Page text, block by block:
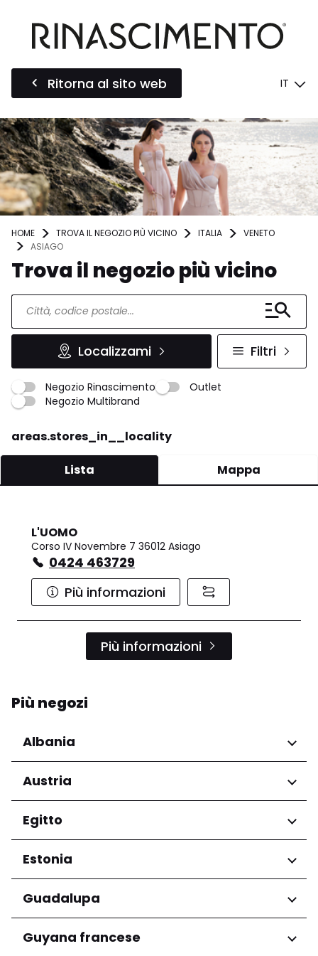
Ritorna al sito web IT
HOME TROVA IL NEGOZIO PIÙ VICINO ITALIA
VENETO
ASIAGO
Trova il negozio più vicino
Localizzami Filtri
Negozio Rinascimento
Outlet
Negozio Multibrand
areas.stores_in__locality
Lista Mappa
L'UOMO
Corso IV Novembre 7 36012 Asiago
0424 463729
Più informazioni
Più informazioni
Più negozi
Albania
Regioni
Qarku i Tiranës
Austria
Regioni
Niederösterreich
Salzburg
Wien
Egitto
Regioni
Governatorato del Cairo
Estonia
Regioni
Harju maakond
Tartu maakond
Guadalupa
Regioni
Guyana francese